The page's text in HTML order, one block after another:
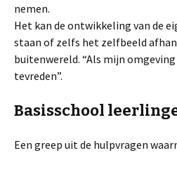
nemen.
Het kan de ontwikkeling van de
staan of zelfs het zelfbeeld
buitenwereld. “Als mijn
tevreden”.
Basisschool
Een greep uit de hulpvragen